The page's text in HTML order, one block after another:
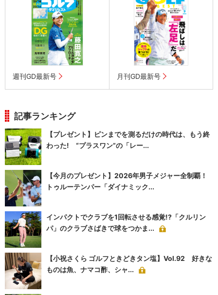
週刊GD最新号 月刊GD最新号
記事ランキング
【プレゼント】ピンまでを測るだけの時代は、もう終
わった! “プラスワン”の「レー...
【今月のプレゼント】2026年男子メジャー全制覇！
トゥルーテンパー「ダイナミック...
インパクトでクラブを1回転させる感覚!?「クルリン
パ」のクラブさばきで球をつかま...
【小祝さくら ゴルフときどきタン塩】Vol.92 好きな
ものは魚、ナマコ酢、シャ...